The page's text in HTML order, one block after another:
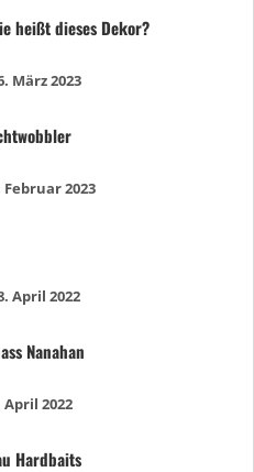
heißt dieses Dekor?
März 2023
Februar 2023
April 2022
Nanahan
April 2022
Hardbaits